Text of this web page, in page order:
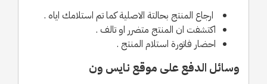
ارجاع المنتج بحالتة الاصلية كما تم استلامك اياه .
اكتشفت ان المنتج متضرر او تالف .
احضار فاتورة استلام المنتج .
وسائل الدفع على موقع نايس ون